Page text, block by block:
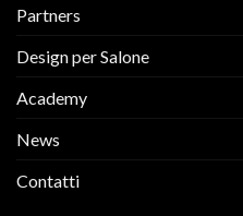
Partners
Design per Salone
Academy
News
Contatti